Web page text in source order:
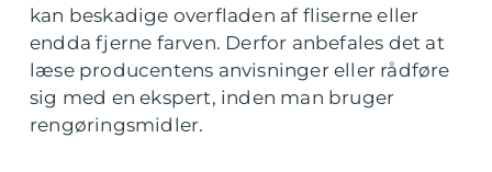
kan beskadige overfladen af fliserne eller
endda fjerne farven. Derfor anbefales det at
læse producentens anvisninger eller rådføre
sig med en ekspert, inden man bruger
rengøringsmidler.